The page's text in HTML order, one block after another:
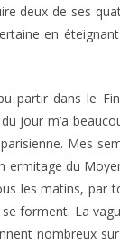
deux de ses
en
partir dans le
jour m’a
Mes
du
les matins, par
forment. La
nombreux